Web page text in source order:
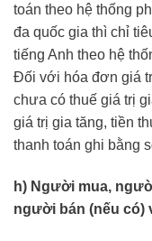
toán theo hệ thống
đa quốc gia thì chỉ
tiếng Anh theo hệ
Đối với hóa đơn giá
chưa có thuế giá trị
giá trị gia tăng, tiền
thanh toán ghi bằng
h) Người mua,
người bán (nếu có)